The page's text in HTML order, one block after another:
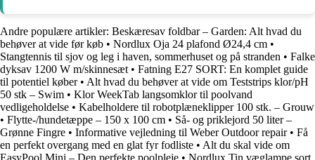
Andre populære artikler: Beskæresav foldbar – Garden: Alt hvad du
behøver at vide før køb • Nordlux Oja 24 plafond Ø24,4 cm •
Stangtennis til sjov og leg i haven, sommerhuset og på stranden • Falke
dyksav 1200 W m/skinnesæt • Fatning E27 SORT: En komplet guide
til potentiel køber• Alt hvad du behøver at vide om Teststrips klor/pH
50 stk – Swim • Klor WeekTab langsomklor til poolvand
vedligeholdelse • Kabelholdere til robotplæneklipper 100 stk. – Grouw
• Flytte-/hundetæppe – 150 x 100 cm • Så- og priklejord 50 liter –
Grønne Fingre • Informative vejledning til Weber Outdoor repair • Få
en perfekt overgang med en glat fyr fodliste • Alt du skal vide om
EasyPool Mini – Den perfekte poolpleje • Nordlux Tin væglampe sort